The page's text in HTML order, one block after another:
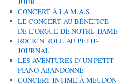
JOUR.
CONCERT À LA M.A.S.
LE CONCERT AU BÉNÉFICE
DE L’ORGUE DE NOTRE-DAME
ROCK’N ROLL AU PETIT-
JOURNAL
LES AVENTURES D’UN PETIT
PIANO ABANDONNÉ
CONCERT INTIME À MEUDON